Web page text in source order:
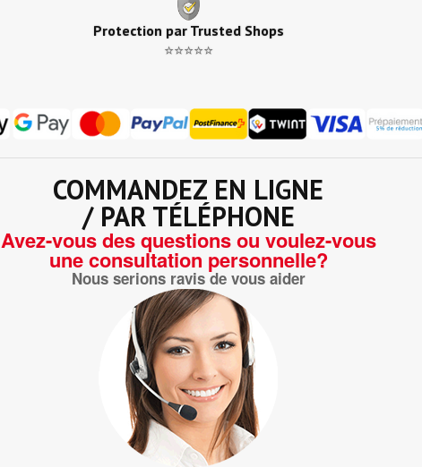
Protection par Trusted Shops
⭐⭐⭐⭐⭐
COMMANDEZ EN LIGNE
/ PAR TÉLÉPHONE
Avez-vous des questions ou voulez-vous
une consultation personnelle?
Nous serions ravis de vous aider